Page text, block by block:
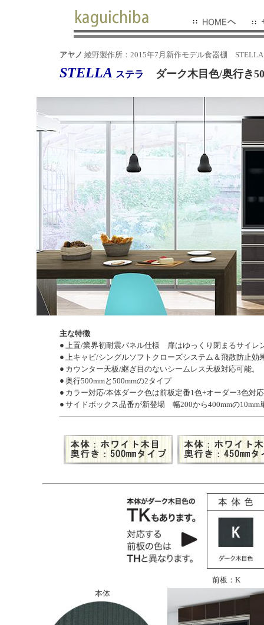
アヤノ 綾野製作所：2015年7月新作モデル食器棚 STELLA
STELLA ステラ ダーク木目色/奥行き
主な特徴
● 上置/業界初耐震パネル仕様 扉はゆっくり閉まるサイレ
● 上キャビ/シングルソフトクローズシステム＆飛散防止
● カウンター天板/継ぎ目のないシームレス天板対応可能。
● 奥行500mmと500mmの2タイプ
● カラー対応/本体ダーク色は前板定番1色+オーダー3色
● サイドボックス品番が新登場 幅200から400mmの10mm
前板：K
本体